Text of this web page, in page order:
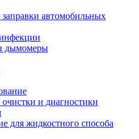
автомобильных
дымомеры
и диагностики
для жидкостного способа